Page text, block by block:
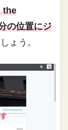
the
の位置にジ
ょう。